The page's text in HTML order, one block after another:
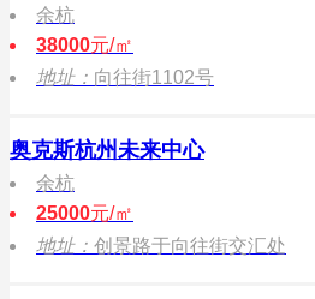
余杭
38000元/㎡
地址： 向往街1102号
奥克斯杭州未来中心
余杭
25000元/㎡
地址： 创景路于向往街交汇处